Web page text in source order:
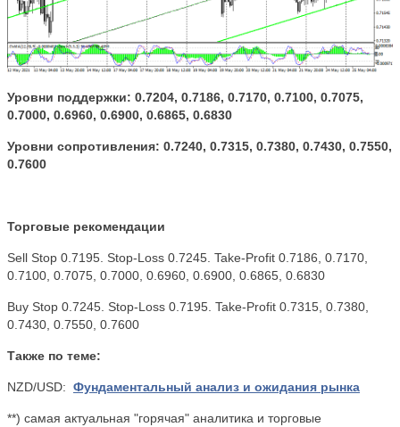
Уровни поддержки: 0.7204, 0.7186, 0.7170, 0.7100, 0.7075,
0.7000, 0.6960, 0.6900, 0.6865, 0.6830
Уровни сопротивления: 0.7240, 0.7315, 0.7380, 0.7430, 0.7550,
0.7600
Торговые рекомендации
Sell Stop 0.7195. Stop-Loss 0.7245. Take-Profit 0.7186, 0.7170,
0.7100, 0.7075, 0.7000, 0.6960, 0.6900, 0.6865, 0.6830
Buy Stop 0.7245. Stop-Loss 0.7195. Take-Profit 0.7315, 0.7380,
0.7430, 0.7550, 0.7600
Также по теме:
NZD/USD: Фундаментальный анализ и ожидания рынка
**) самая актуальная "горячая" аналитика и торговые